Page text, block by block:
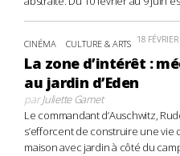
CINÉMA CULTURE & ARTS 18
La zone d’intérêt :
au jardin d’Eden
parJuliette Gamet
Le commandant d’Auschwitz,
s’efforcent de construire une
maison avec jardin à côté du